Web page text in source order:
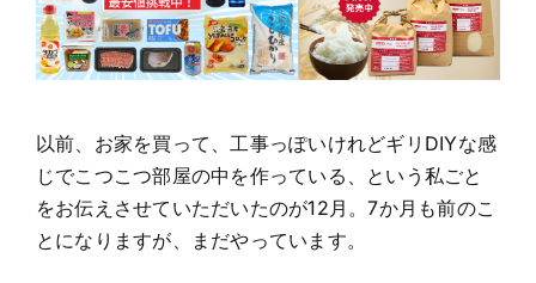
以前、お家を買って、工事っぽいけれどギリDIYな感
じでこつこつ部屋の中を作っている、という私ごと
をお伝えさせていただいたのが12月。7か月も前のこ
とになりますが、まだやっています。